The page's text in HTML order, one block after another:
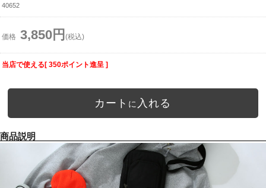
40652
価格 3,850円 (税込)
当店で使える[ 350ポイント進呈 ]
カート に 入れる
商品説明